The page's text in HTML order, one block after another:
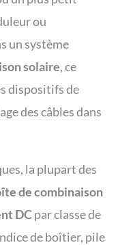
ou
un système
solaire, ce
dispositifs de
des câbles dans
la plupart des
de combinaison
DCpar classe de
de boîtier, pile